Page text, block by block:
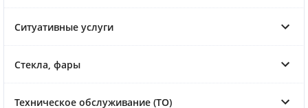
Ситуативные услуги
Стекла, фары
Техническое обслуживание (ТО)